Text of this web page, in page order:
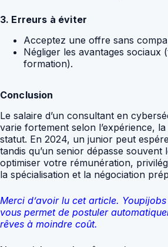
3. Erreurs à éviter
Acceptez une offre sans
Négliger les avantages sociaux
formation).
Conclusion
Le salaire d’un consultant en
varie fortement selon l’expérience,
statut. En 2024, un junior peut
tandis qu’un senior dépasse
optimiser votre rémunération,
la spécialisation et la négociation
Merci d’avoir lu cet article.
vous permet de postuler
rêves à moindre coût.